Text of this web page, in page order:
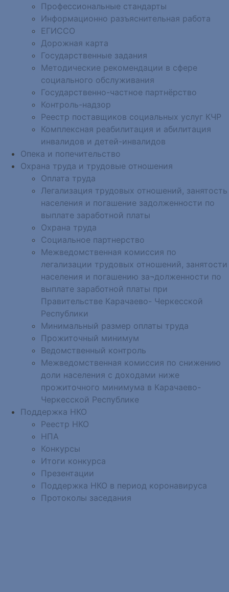
Профессиональные стандарты
Информационно разъяснительная работа
ЕГИССО
Дорожная карта
Государственные задания
Методические рекомендации в сфере
социального обслуживания
Государственно-частное партнёрство
Контроль-надзор
Реестр поставщиков социальных услуг КЧР
Комплексная реабилитация и абилитация
инвалидов и детей-инвалидов
Опека и попечительство
Охрана труда и трудовые отношения
Оплата труда
Легализация трудовых отношений, занятость
населения и погашение задолженности по
выплате заработной платы
Охрана труда
Социальное партнерство
Межведомственная комиссия по
легализации трудовых отношений, занятости
населения и погашению за¬долженности по
выплате заработной платы при
Правительстве Карачаево- Черкесской
Республики
Минимальный размер оплаты труда
Прожиточный минимум
Ведомственный контроль
Межведомственная комиссия по снижению
доли населения с доходами ниже
прожиточного минимума в Карачаево-
Черкесской Республике
Поддержка НКО
Реестр НКО
НПА
Конкурсы
Итоги конкурса
Презентации
Поддержка НКО в период коронавируса
Протоколы заседания